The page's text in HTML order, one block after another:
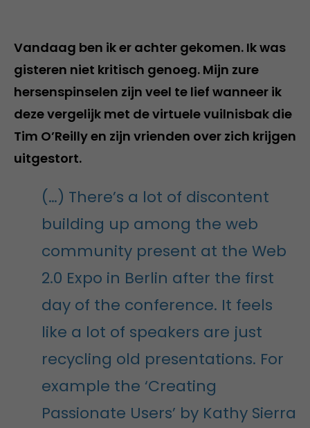
Vandaag ben ik er achter gekomen. Ik was
gisteren niet kritisch genoeg. Mijn zure
hersenspinselen zijn veel te lief wanneer ik
deze vergelijk met de virtuele vuilnisbak die
Tim O’Reilly en zijn vrienden over zich krijgen
uitgestort.
(…) There’s a lot of discontent
building up among the web
community present at the Web
2.0 Expo in Berlin after the first
day of the conference. It feels
like a lot of speakers are just
recycling old presentations. For
example the ‘Creating
Passionate Users’ by Kathy Sierra